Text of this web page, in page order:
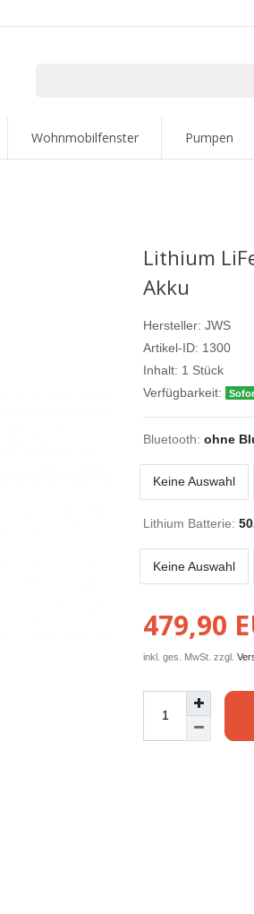
Wohnmobilfenster Pumpen
Lithium
Akku
Hersteller: JWS
Artikel-ID: 1300
Inhalt: 1 Stück
Verfügbarkeit:
Bluetooth: ohne
Keine Auswahl
Lithium Batterie:
Keine Auswahl
479,90
inkl. ges. MwSt. zzgl.